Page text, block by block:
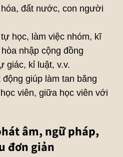
đất nước, con người
học, làm việc nhóm, kĩ
nhập cộng đồng
giác, kỉ luật, v.v.
giúp làm tan băng
viên, giữa học viên với
âm, ngữ pháp,
đơn giản